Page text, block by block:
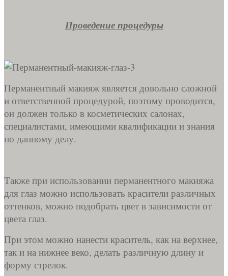
Проведение процедуры
Перманентный макияж является довольно сложной
и ответственной процедурой, поэтому проводится,
он должен только в косметических салонах,
специалистами, имеющими квалификации и знания
по данному делу.
Также при использовании перманентного макияжа
для глаз можно использовать красители различных
оттенков, можно подобрать цвет в зависимости от
цвета глаз.
При этом можно нанести краситель, как на верхнее,
так и на нижнее веко, делать различную длину и
форму стрелок.